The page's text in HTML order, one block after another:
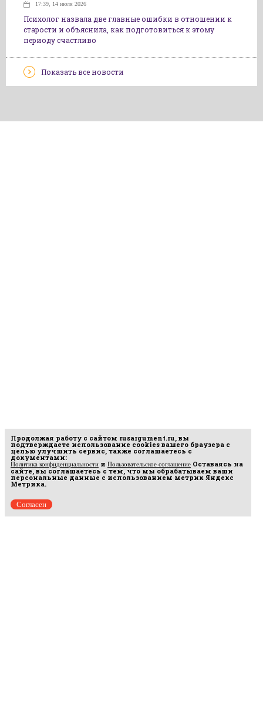
17:39, 14 июля 2026
Психолог назвала две главные ошибки в отношении к
старости и объяснила, как подготовиться к этому
периоду счастливо
Показать все новости
Продолжая работу с сайтом rusargument.ru, вы
подтверждаете использование cookies вашего браузера с
целью улучшить сервис, также соглашаетесь с
документами:
Политика конфиденциальности и Пользовательское соглашение Оставаясь на
сайте, вы соглашаетесь с тем, что мы обрабатываем ваши
персональные данные с использованием метрик Яндекс
Метрика.
Согласен